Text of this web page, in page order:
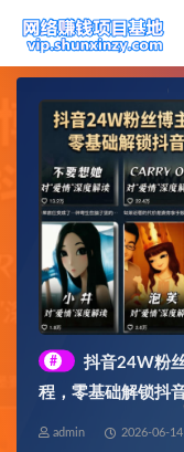
#
抖音24W粉
程，零基础解锁抖
admin 2026-06-14